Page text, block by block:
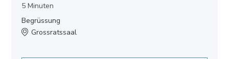
5 Minuten
Begrüssung
Grossratssaal